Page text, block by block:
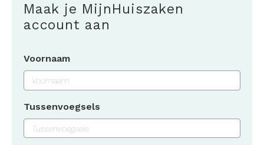
Maak je MijnHuiszaken
account aan
Voornaam
Tussenvoegsels